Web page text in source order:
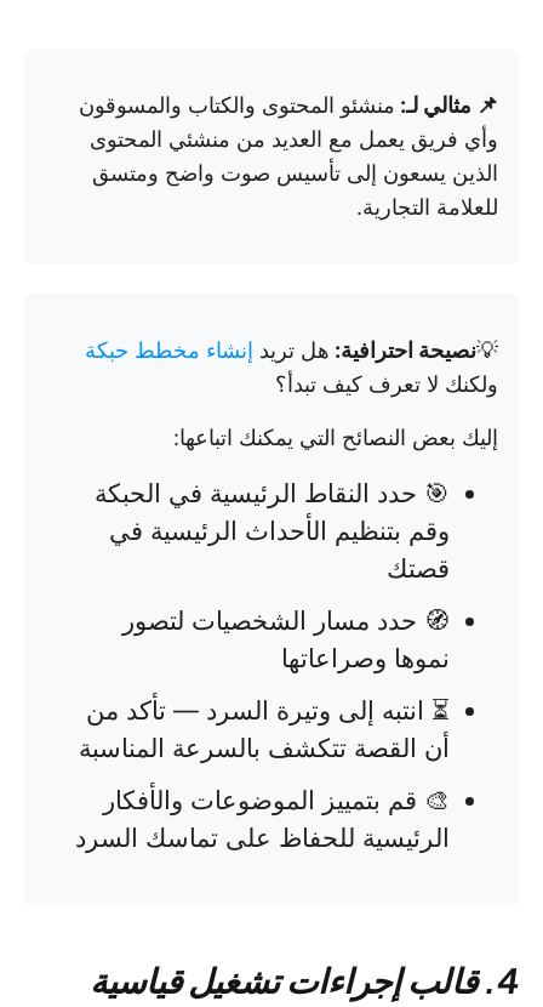
📌 مثالي لـ: منشئو المحتوى والكتاب والمسوقون
وأي فريق يعمل مع العديد من منشئي المحتوى
الذين يسعون إلى تأسيس صوت واضح ومتسق
للعلامة التجارية.
💡نصيحة احترافية: هل تريد إنشاء مخطط حبكة
ولكنك لا تعرف كيف تبدأ؟
إليك بعض النصائح التي يمكنك اتباعها:
🎯 حدد النقاط الرئيسية في الحبكة
وقم بتنظيم الأحداث الرئيسية في
قصتك
🧭 حدد مسار الشخصيات لتصور
نموها وصراعاتها
⏳ انتبه إلى وتيرة السرد — تأكد من
أن القصة تتكشف بالسرعة المناسبة
🎨 قم بتمييز الموضوعات والأفكار
الرئيسية للحفاظ على تماسك السرد
4. قالب إجراءات تشغيل قياسية